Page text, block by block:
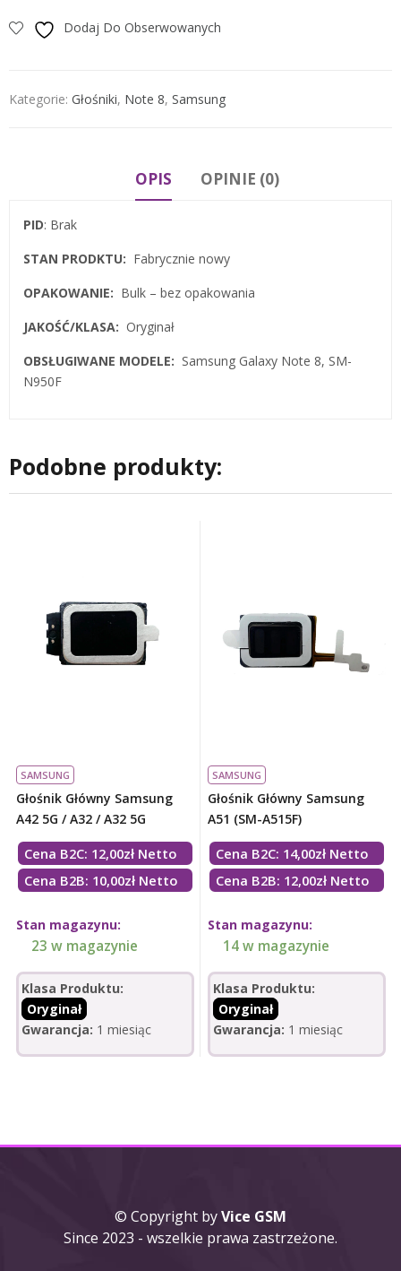
Dodaj Do Obserwowanych
Kategorie: Głośniki, Note 8, Samsung
OPIS OPINIE (0)
PID: Brak
STAN PRODKTU: Fabrycznie nowy
OPAKOWANIE: Bulk – bez opakowania
JAKOŚĆ/KLASA: Oryginał
OBSŁUGIWANE MODELE: Samsung Galaxy Note 8, SM-
N950F
Podobne produkty:
SAMSUNG
Głośnik Główny Samsung
A42 5G / A32 / A32 5G
Cena B2C: 12,00zł Netto
Cena B2B: 10,00zł Netto
Stan magazynu:
23 w magazynie
Klasa Produktu:
Oryginał
Gwarancja: 1 miesiąc
SAMSUNG
Głośnik Główny Samsung
A51 (SM-A515F)
Cena B2C: 14,00zł Netto
Cena B2B: 12,00zł Netto
Stan magazynu:
14 w magazynie
Klasa Produktu:
Oryginał
Gwarancja: 1 miesiąc
© Copyright byVice GSM
Since 2023 - wszelkie prawa zastrzeżone.